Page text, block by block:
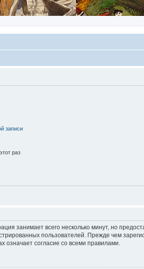
записи
раз
занимает всего несколько минут, но
пользователей. Прежде чем
согласие со всеми правилами.